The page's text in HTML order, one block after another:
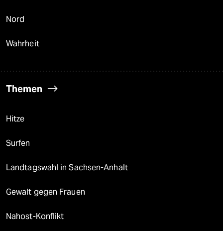
Nord
Wahrheit
Themen
Hitze
Surfen
Landtagswahl in Sachsen-Anhalt
Gewalt gegen Frauen
Nahost-Konflikt